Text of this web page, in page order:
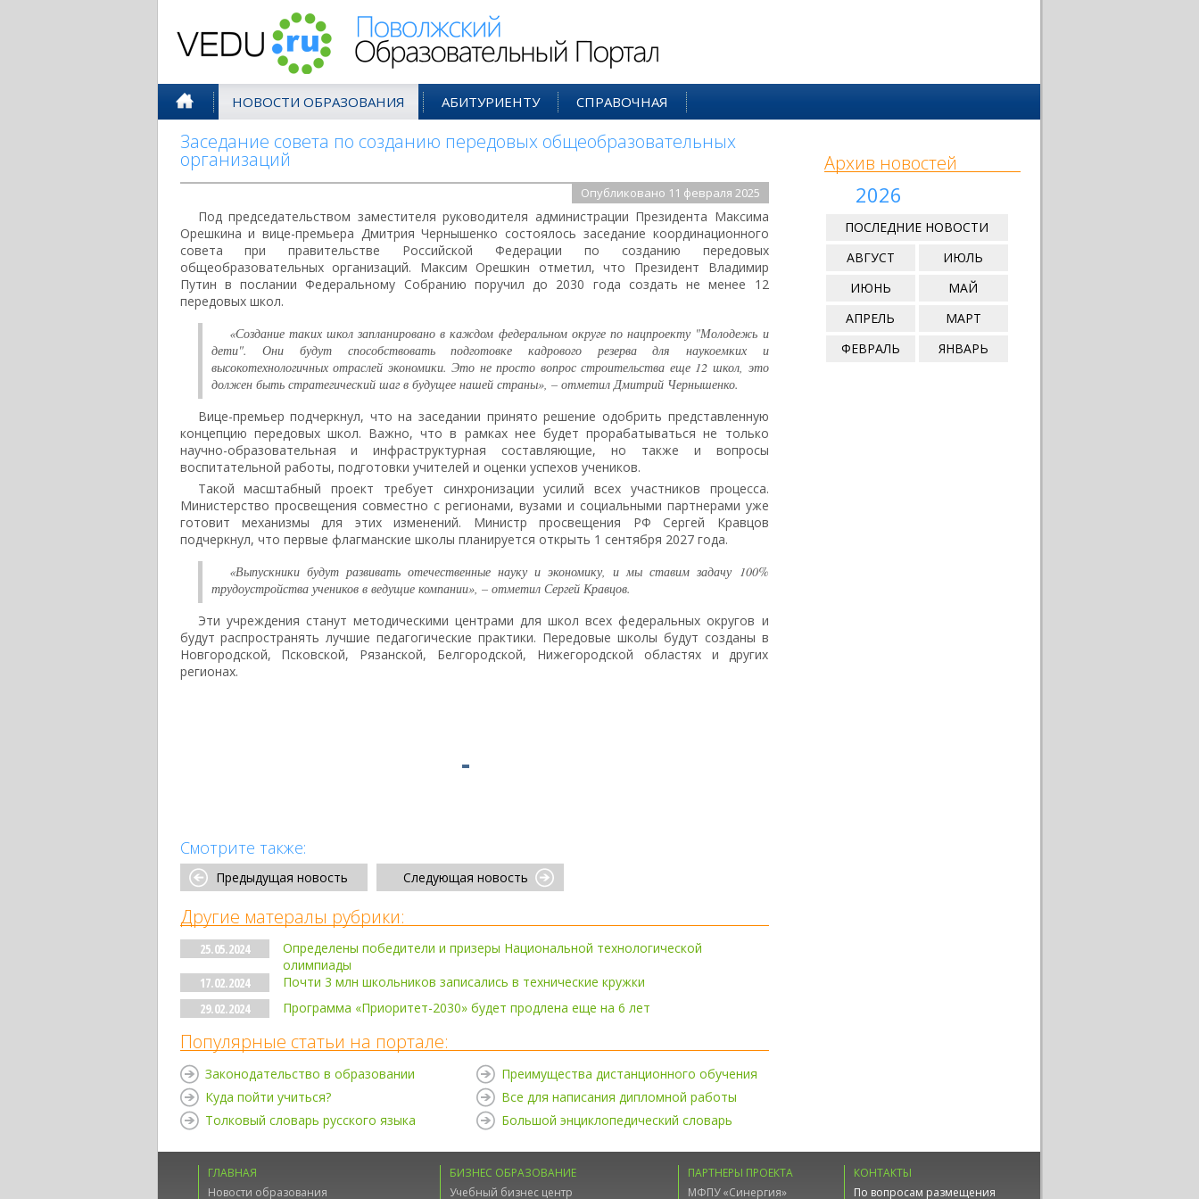
НОВОСТИ ОБРАЗОВАНИЯ АБИТУРИЕНТУ СПРАВОЧНАЯ
Заседание совета по созданию передовых общеобразовательных
организаций
Опубликовано 11 февраля 2025
Под председательством заместителя руководителя администрации Президента Максима
Орешкина и вице-премьера Дмитрия Чернышенко состоялось заседание координационного
совета при правительстве Российской Федерации по созданию передовых
общеобразовательных организаций. Максим Орешкин отметил, что Президент Владимир
Путин в послании Федеральному Собранию поручил до 2030 года создать не менее 12
передовых школ.
«Создание таких школ запланировано в каждом федеральном округе по нацпроекту "Молодежь и
дети". Они будут способствовать подготовке кадрового резерва для наукоемких и
высокотехнологичных отраслей экономики. Это не просто вопрос строительства еще 12 школ, это
должен быть стратегический шаг в будущее нашей страны», – отметил Дмитрий Чернышенко.
Вице-премьер подчеркнул, что на заседании принято решение одобрить представленную
концепцию передовых школ. Важно, что в рамках нее будет прорабатываться не только
научно-образовательная и инфраструктурная составляющие, но также и вопросы
воспитательной работы, подготовки учителей и оценки успехов учеников.
Такой масштабный проект требует синхронизации усилий всех участников процесса.
Министерство просвещения совместно с регионами, вузами и социальными партнерами уже
готовит механизмы для этих изменений. Министр просвещения РФ Сергей Кравцов
подчеркнул, что первые флагманские школы планируется открыть 1 сентября 2027 года.
«Выпускники будут развивать отечественные науку и экономику, и мы ставим задачу 100%
трудоустройства учеников в ведущие компании», – отметил Сергей Кравцов.
Эти учреждения станут методическими центрами для школ всех федеральных округов и
будут распространять лучшие педагогические практики. Передовые школы будут созданы в
Новгородской, Псковской, Рязанской, Белгородской, Нижегородской областях и других
регионах.
Смотрите также:
Предыдущая новость Следующая новость
Другие матералы рубрики:
25.05.2024
Определены победители и призеры Национальной технологической
олимпиады
17.02.2024
Почти 3 млн школьников записались в технические кружки
29.02.2024
Программа «Приоритет-2030» будет продлена еще на 6 лет
Популярные статьи на портале:
Законодательство в образовании
Куда пойти учиться?
Толковый словарь русского языка
Преимущества дистанционного обучения
Все для написания дипломной работы
Большой энциклопедический словарь
Архив новостей
2026
ПОСЛЕДНИЕ НОВОСТИ
АВГУСТ
ИЮЛЬ
ИЮНЬ
МАЙ
АПРЕЛЬ
МАРТ
ФЕВРАЛЬ
ЯНВАРЬ
ГЛАВНАЯ
Новости образования
БИЗНЕС ОБРАЗОВАНИЕ
Учебный бизнес центр
ПАРТНЕРЫ ПРОЕКТА
МФПУ «Синергия»
КОНТАКТЫ
По вопросам размещения